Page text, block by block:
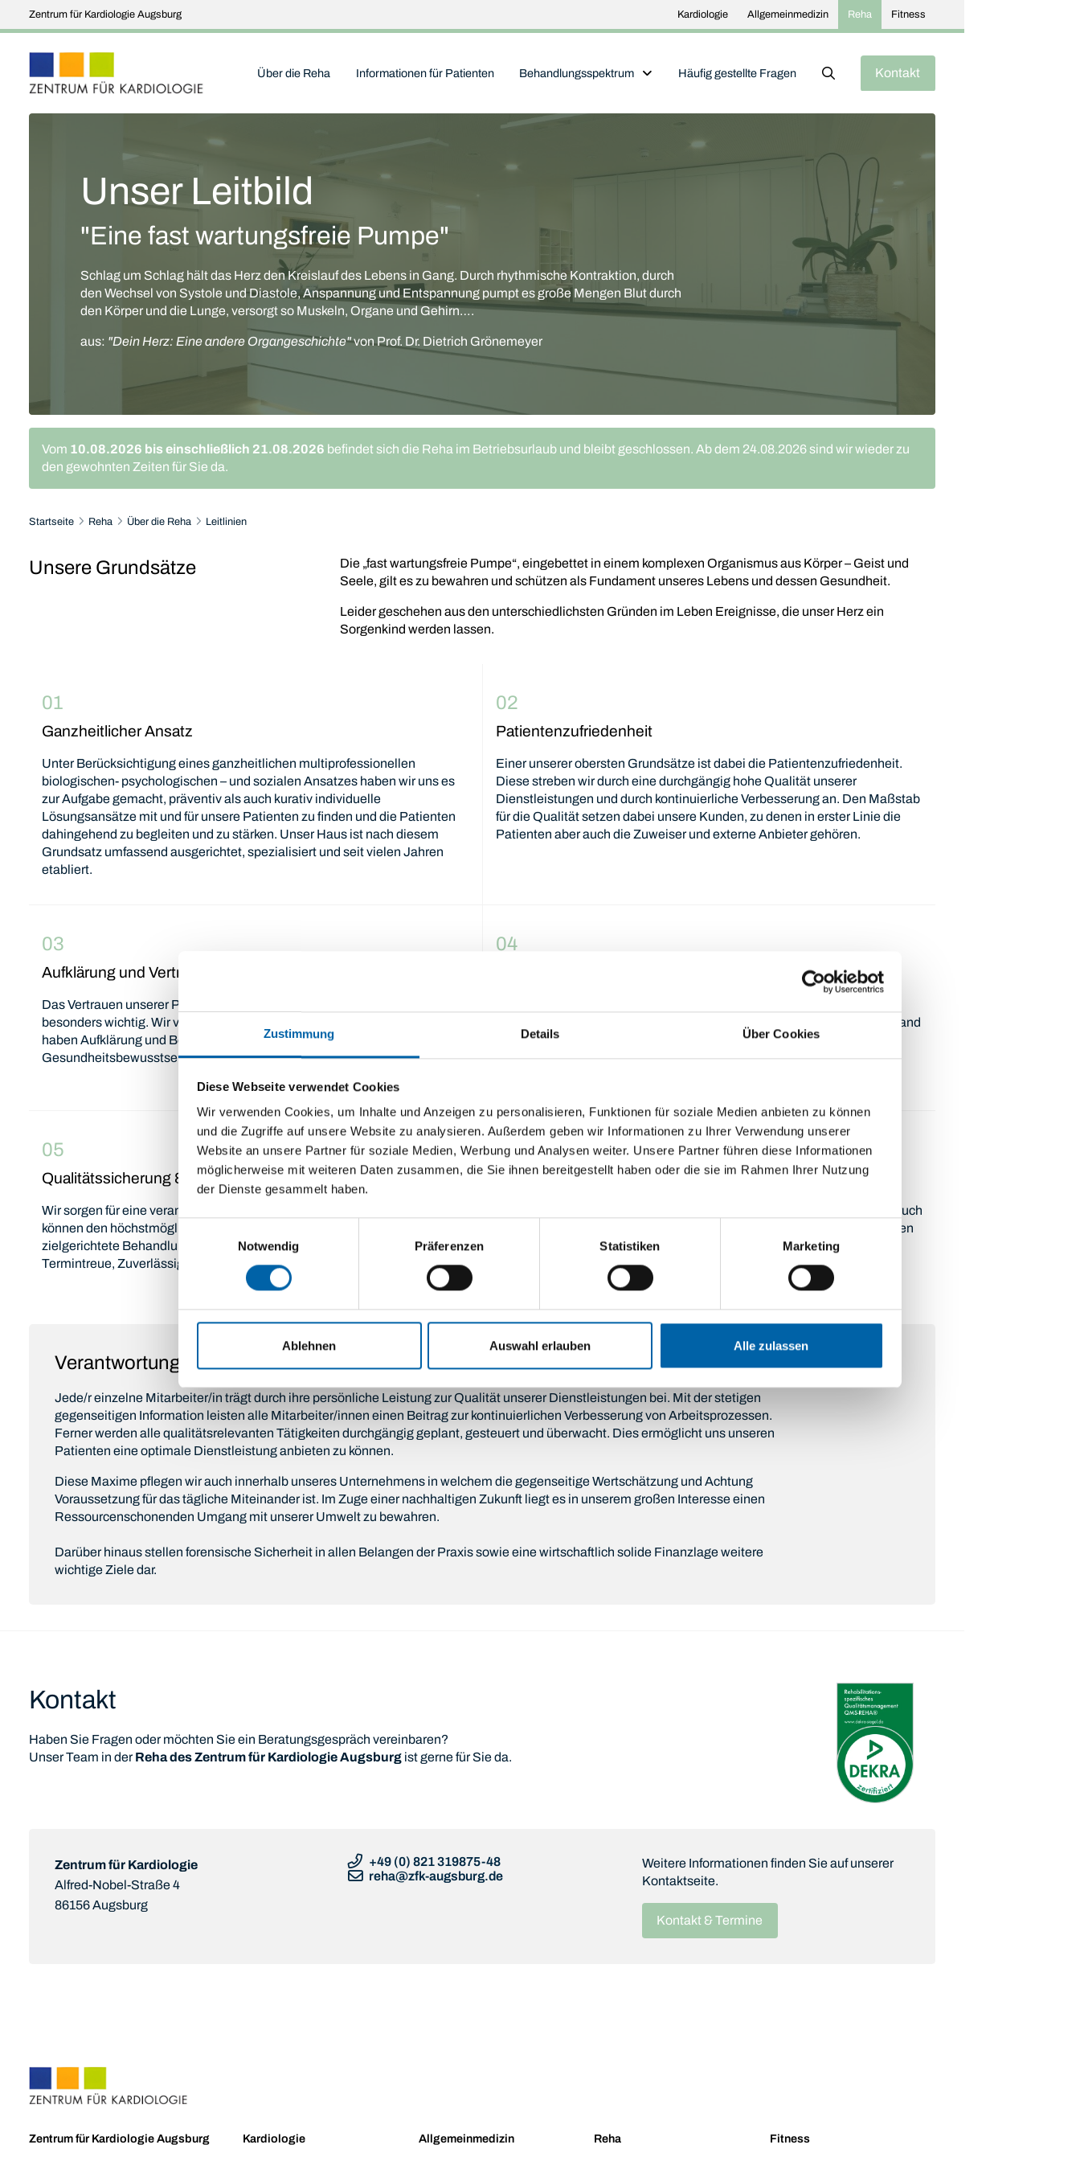
Zustimmung Details Über Cookies
Diese Webseite verwendet Cookies
Wir verwenden Cookies, um Inhalte und Anzeigen zu personalisieren, Funktionen für soziale Medien anbieten zu können
und die Zugriffe auf unsere Website zu analysieren. Außerdem geben wir Informationen zu Ihrer Verwendung unserer
Website an unsere Partner für soziale Medien, Werbung und Analysen weiter. Unsere Partner führen diese Informationen
möglicherweise mit weiteren Daten zusammen, die Sie ihnen bereitgestellt haben oder die sie im Rahmen Ihrer Nutzung
der Dienste gesammelt haben.
Notwendig
Präferenzen Statistiken Marketing
Ablehnen Auswahl erlauben Alle zulassen
Zentrum für Kardiologie Augsburg Kardiologie Allgemeinmedizin Reha Fitness
Über die Reha Informationen für Patienten Behandlungsspektrum Häufig gestellte Fragen Kontakt
Unser Leitbild
"Eine fast wartungsfreie Pumpe"
Schlag um Schlag hält das Herz den Kreislauf des Lebens in Gang. Durch rhythmische Kontraktion, durch
den Wechsel von Systole und Diastole, Anspannung und Entspannung pumpt es große Mengen Blut durch
den Körper und die Lunge, versorgt so Muskeln, Organe und Gehirn….
aus: "Dein Herz: Eine andere Organgeschichte"von Prof. Dr. Dietrich Grönemeyer
Vom 10.08.2026 bis einschließlich 21.08.2026 befindet sich die Reha im Betriebsurlaub und bleibt geschlossen. Ab dem 24.08.2026 sind wir wieder zu
den gewohnten Zeiten für Sie da.
Startseite Reha Über die Reha Leitlinien
Unsere Grundsätze
Die „fast wartungsfreie Pumpe“, eingebettet in einem komplexen Organismus aus Körper – Geist und
Seele, gilt es zu bewahren und schützen als Fundament unseres Lebens und dessen Gesundheit.
Leider geschehen aus den unterschiedlichsten Gründen im Leben Ereignisse, die unser Herz ein
Sorgenkind werden lassen.
01
Ganzheitlicher Ansatz
Unter Berücksichtigung eines ganzheitlichen multiprofessionellen
biologischen- psychologischen – und sozialen Ansatzes haben wir uns es
zur Aufgabe gemacht, präventiv als auch kurativ individuelle
Lösungsansätze mit und für unsere Patienten zu finden und die Patienten
dahingehend zu begleiten und zu stärken. Unser Haus ist nach diesem
Grundsatz umfassend ausgerichtet, spezialisiert und seit vielen Jahren
etabliert.
02
Patientenzufriedenheit
Einer unserer obersten Grundsätze ist dabei die Patientenzufriedenheit.
Diese streben wir durch eine durchgängig hohe Qualität unserer
Dienstleistungen und durch kontinuierliche Verbesserung an. Den Maßstab
für die Qualität setzen dabei unsere Kunden, zu denen in erster Linie die
Patienten aber auch die Zuweiser und externe Anbieter gehören.
03
Aufklärung und Vertrauen
Das Vertrauen unserer Patienten ist uns für eine erfolgreiche Therapie
besonders wichtig. Wir verstehen uns als medizinische Dienstleister somit
haben Aufklärung und Beratung der Patienten zur Förderung des
Gesundheitsbewusstseins erste Priorität.
04
Behandlungsmethoden. Deshalb arbeiten wir stets auf den aktuellen Stand
der Wissenschaft nach anerkannten Therapiestandards. Nur mit guten,
eindeutigen Diagnosen und Behandlungsstrategien stützen wir den
05
Qualitätssicherung & Transparenz
Wir sorgen für eine verantwortungsvolle Betreuung unserer Patienten. Wir
können den höchstmöglichen Qualitätsstandards gewährleisten indem wir
zielgerichtete Behandlungsangebote und transparenter Abläufe mit
Termintreue, Zuverlässigkeit und Servicebereitschaft kombinieren.
06
Kontinuierliche Weiterbildung
Zur Erreichung dieses hohen Qualitätsstandards und um unseren Anspruch
als erfahrene und versierte Fachkräfte zu erhalten und auszubauen, bilden
wir uns kontinuierlich weiter.
Verantwortung und Zusammenarbeit
Jede/r einzelne Mitarbeiter/in trägt durch ihre persönliche Leistung zur Qualität unserer Dienstleistungen bei. Mit der stetigen
gegenseitigen Information leisten alle Mitarbeiter/innen einen Beitrag zur kontinuierlichen Verbesserung von Arbeitsprozessen.
Ferner werden alle qualitätsrelevanten Tätigkeiten durchgängig geplant, gesteuert und überwacht. Dies ermöglicht uns unseren
Patienten eine optimale Dienstleistung anbieten zu können.
Diese Maxime pflegen wir auch innerhalb unseres Unternehmens in welchem die gegenseitige Wertschätzung und Achtung
Voraussetzung für das tägliche Miteinander ist. Im Zuge einer nachhaltigen Zukunft liegt es in unserem großen Interesse einen
Ressourcenschonenden Umgang mit unserer Umwelt zu bewahren.
Darüber hinaus stellen forensische Sicherheit in allen Belangen der Praxis sowie eine wirtschaftlich solide Finanzlage weitere
wichtige Ziele dar.
Kontakt
Haben Sie Fragen oder möchten Sie ein Beratungsgespräch vereinbaren?
Unser Team in derReha des Zentrum für Kardiologie Augsburg ist gerne für Sie da.
Zentrum für Kardiologie
Alfred-Nobel-Straße 4
86156 Augsburg
+49 (0) 821 319875-48
reha@zfk-augsburg.de
Weitere Informationen finden Sie auf unserer
Kontaktseite.
Kontakt & Termine
Zentrum für Kardiologie Augsburg Kardiologie Allgemeinmedizin Reha Fitness